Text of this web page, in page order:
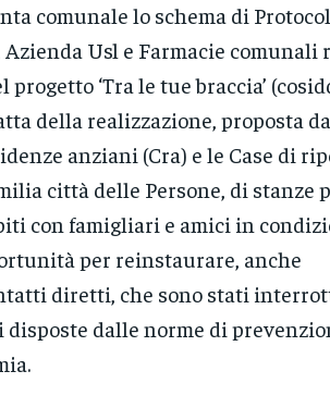
comunale lo schema di
Usl e Farmacie
‘Tra le tue braccia’
della realizzazione, proposta
anziani (Cra) e le Case di
città delle Persone, di stanze
con famigliari e amici in
per reinstaurare, anche
diretti, che sono stati
dalle norme di